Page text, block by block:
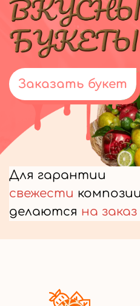
Заказать букет
Для гарантии
свежести
делаются на заказ